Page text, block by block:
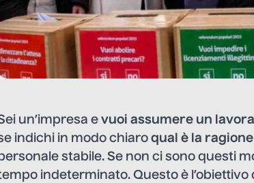
un’impresa e vuoi assumere un
indichi in modo chiaro qual è la
stabile. Se non ci sono questi
indeterminato. Questo è